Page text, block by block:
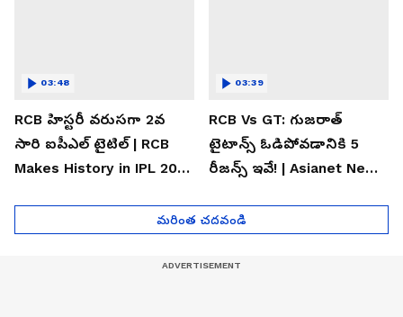
RCB హిస్టరీ వరుసగా 2వ
సారి ఐపీఎల్ టైటిల్ | RCB
Makes History in IPL 2026
03:48
RCB Vs GT: గుజరాత్
టైటాన్స్ ఓడిపోవడానికి 5
రీజన్స్ ఇవే! | Asianet News
03:39
మరింత చదవండి